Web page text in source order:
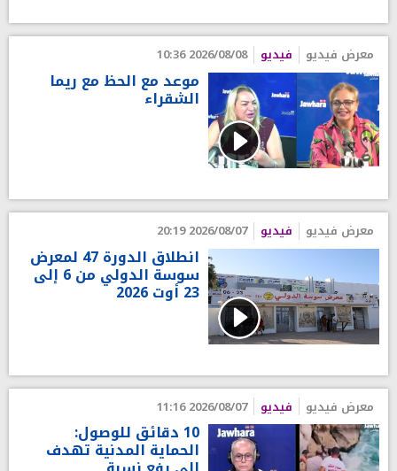
معرض فيديو فيديو 2026/08/08 10:36
موعد مع الحظ مع ريما
الشقراء
معرض فيديو فيديو 2026/08/07 20:19
انطلاق الدورة 47 لمعرض
سوسة الدولي من 6 إلى
23 أوت 2026
معرض فيديو فيديو 2026/08/07 11:16
10 دقائق للوصول:
الحماية المدنية تهدف